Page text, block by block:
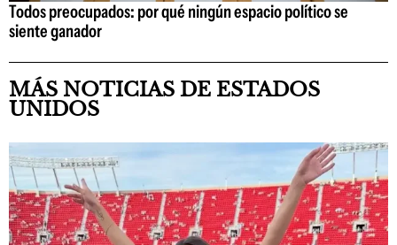
Todos preocupados: por qué ningún espacio político se
siente ganador
MÁS NOTICIAS DE ESTADOS
UNIDOS